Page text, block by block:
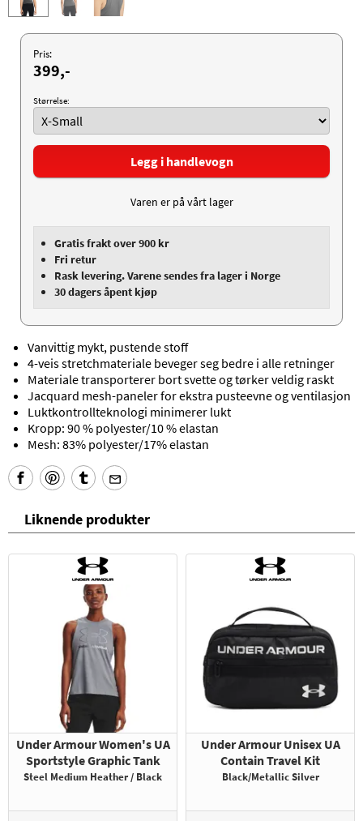
Pris:
399,-
Størrelse:
Legg i handlevogn
Varen er på vårt lager
Gratis frakt over 900 kr
Fri retur
Rask levering. Varene sendes fra lager i Norge
30 dagers åpent kjøp
Vanvittig mykt, pustende stoff
4-veis stretchmateriale beveger seg bedre i alle retninger
Materiale transporterer bort svette og tørker veldig raskt
Jacquard mesh-paneler for ekstra pusteevne og ventilasjon
Luktkontrollteknologi minimerer lukt
Kropp: 90 % polyester/10 % elastan
Mesh: 83% polyester/17% elastan
Liknende produkter
Under Armour Women's UA
Sportstyle Graphic Tank
Steel Medium Heather / Black
Under Armour Unisex UA
Contain Travel Kit
Black/Metallic Silver